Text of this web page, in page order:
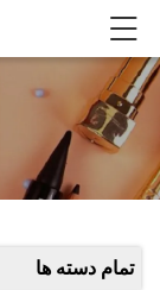
تمام دسته ها